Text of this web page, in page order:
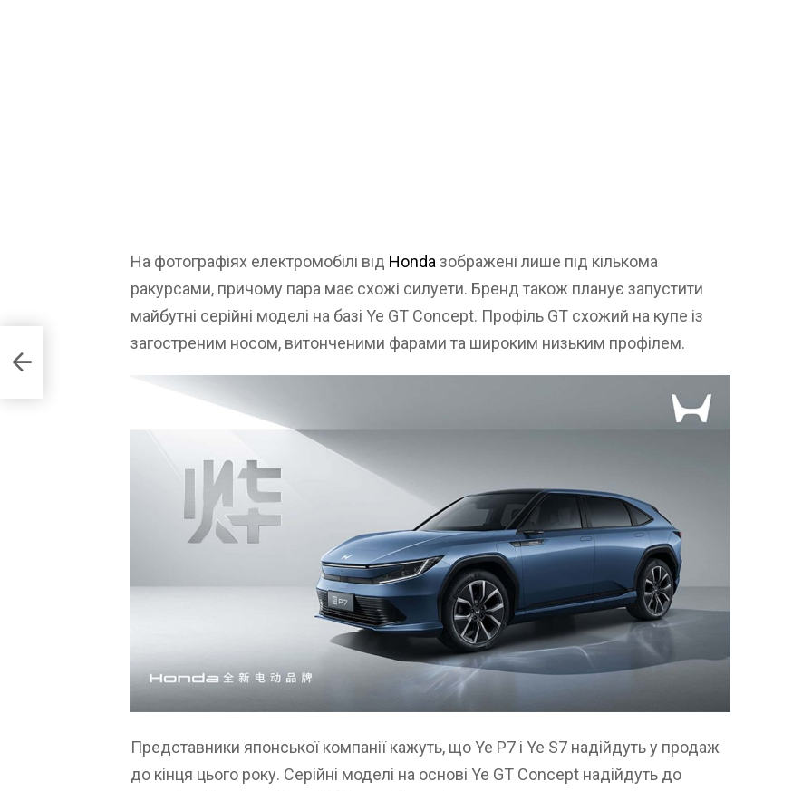
На фотографіях електромобілі від Honda зображені лише під кількома
ракурсами, причому пара має схожі силуети. Бренд також планує запустити
майбутні серійні моделі на базі Ye GT Concept. Профіль GT схожий на купе із
загостреним носом, витонченими фарами та широким низьким профілем.
Представники японської компанії кажуть, що Ye P7 і Ye S7 надійдуть у продаж
до кінця цього року. Серійні моделі на основі Ye GT Concept надійдуть до